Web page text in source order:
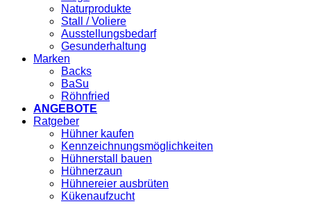
Naturprodukte
Stall / Voliere
Ausstellungsbedarf
Gesunderhaltung
Marken
Backs
BaSu
Röhnfried
ANGEBOTE
Ratgeber
Hühner kaufen
Kennzeichnungsmöglichkeiten
Hühnerstall bauen
Hühnerzaun
Hühnereier ausbrüten
Kükenaufzucht